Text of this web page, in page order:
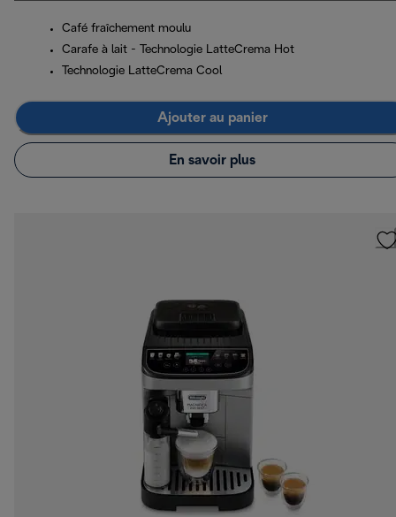
Café fraîchement moulu
Carafe à lait - Technologie LatteCrema Hot
Technologie LatteCrema Cool
Ajouter au panier
En savoir plus